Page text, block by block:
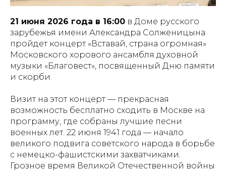
21 июня 2026 года в 16:00 в Доме русского
зарубежья имени Александра Солженицына
пройдет концерт «Вставай, страна огромная»
Московского хорового ансамбля духовной
музыки «Благовест», посвященный Дню памяти
и скорби.
Визит на этот концерт — прекрасная
возможность бесплатно сходить в Москве на
программу, где собраны лучшие песни
военных лет. 22 июня 1941 года — начало
великого подвига советского народа в борьбе
с немецко-фашистскими захватчиками.
Грозное время Великой Отечественной войны